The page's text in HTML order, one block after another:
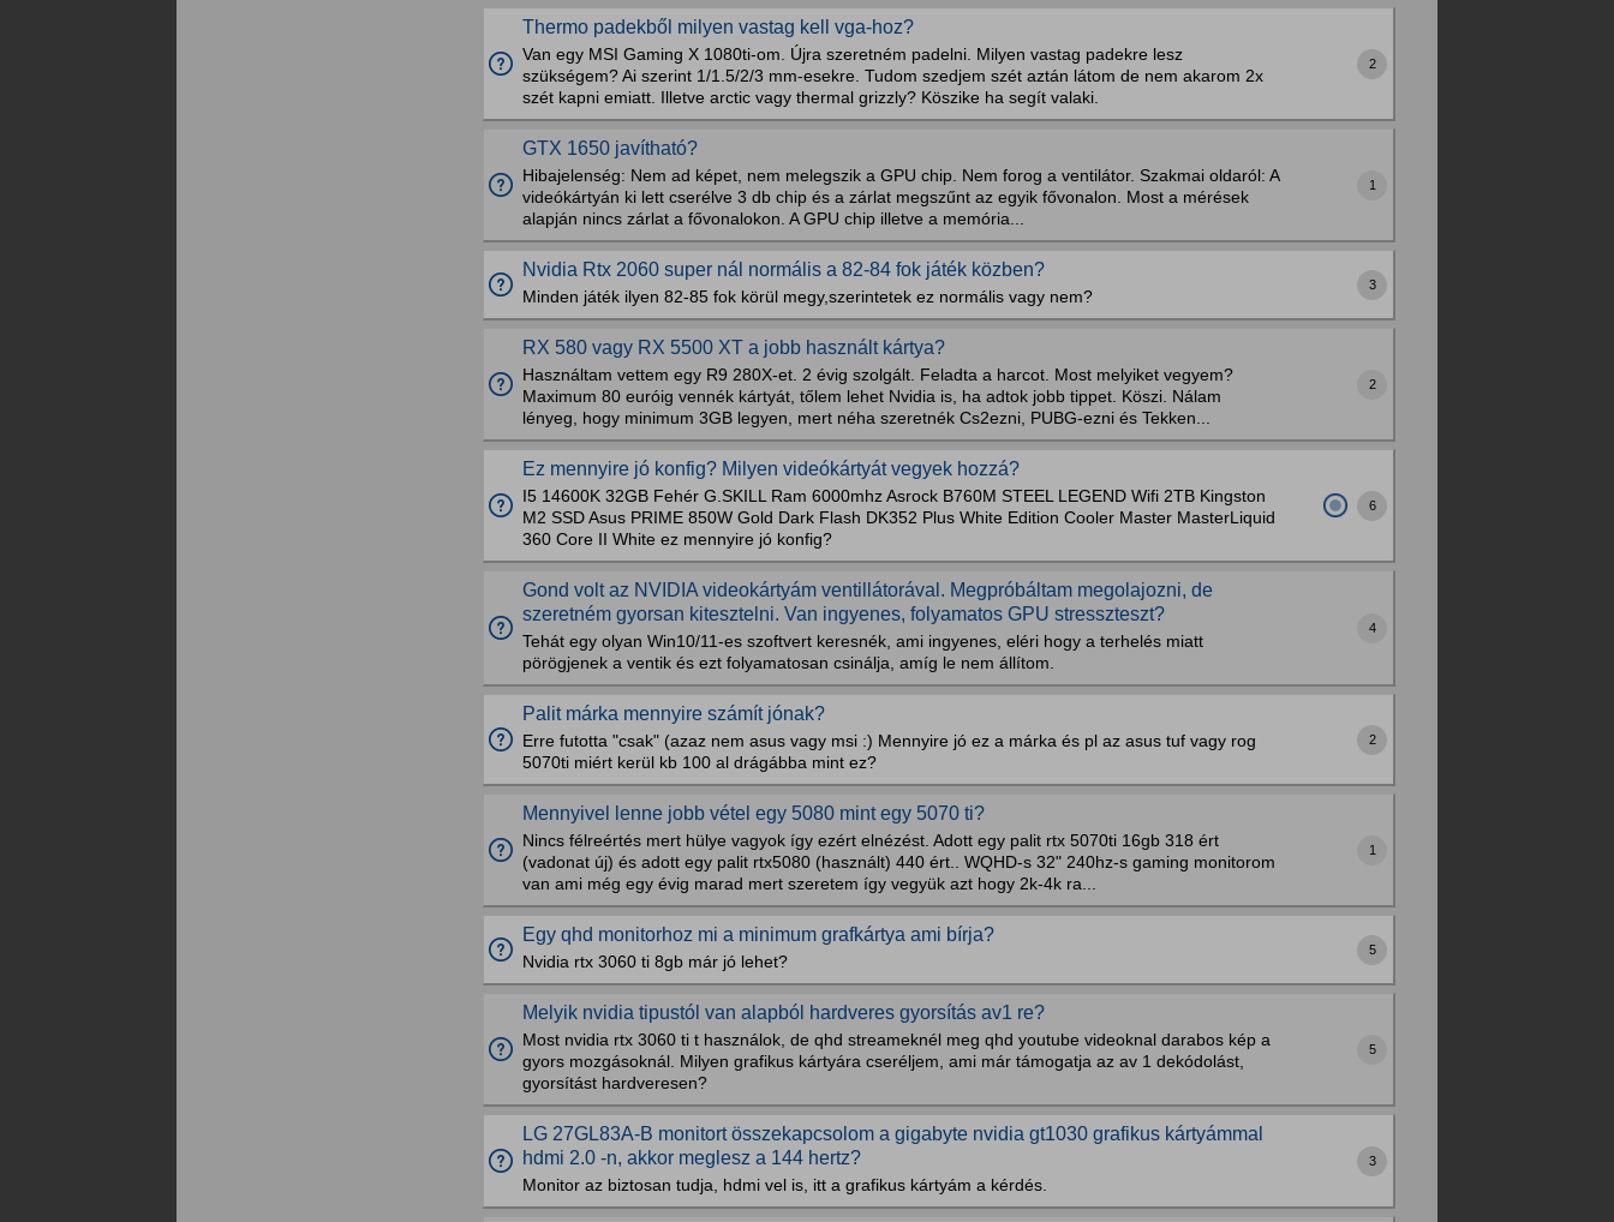
Thermo padekből milyen vastag kell vga-hoz?
Van egy MSI Gaming X 1080ti-om. Újra szeretném padelni. Milyen vastag padekre lesz
szükségem? Ai szerint 1/1.5/2/3 mm-esekre. Tudom szedjem szét aztán látom de nem akarom 2x
szét kapni emiatt. Illetve arctic vagy thermal grizzly? Köszike ha segít valaki.
2
GTX 1650 javítható?
Hibajelenség: Nem ad képet, nem melegszik a GPU chip. Nem forog a ventilátor. Szakmai oldaról: A
videókártyán ki lett cserélve 3 db chip és a zárlat megszűnt az egyik fővonalon. Most a mérések
alapján nincs zárlat a fővonalokon. A GPU chip illetve a memória...
1
Nvidia Rtx 2060 super nál normális a 82-84 fok játék közben?
Minden játék ilyen 82-85 fok körül megy,szerintetek ez normális vagy nem?
3
RX 580 vagy RX 5500 XT a jobb használt kártya?
Használtam vettem egy R9 280X-et. 2 évig szolgált. Feladta a harcot. Most melyiket vegyem?
Maximum 80 euróig vennék kártyát, tőlem lehet Nvidia is, ha adtok jobb tippet. Köszi. Nálam
lényeg, hogy minimum 3GB legyen, mert néha szeretnék Cs2ezni, PUBG-ezni és Tekken...
2
Ez mennyire jó konfig? Milyen videókártyát vegyek hozzá?
I5 14600K 32GB Fehér G.SKILL Ram 6000mhz Asrock B760M STEEL LEGEND Wifi 2TB Kingston
M2 SSD Asus PRIME 850W Gold Dark Flash DK352 Plus White Edition Cooler Master MasterLiquid
360 Core II White ez mennyire jó konfig?
6
Gond volt az NVIDIA videokártyám ventillátorával. Megpróbáltam megolajozni, de
szeretném gyorsan kitesztelni. Van ingyenes, folyamatos GPU stresszteszt?
Tehát egy olyan Win10/11-es szoftvert keresnék, ami ingyenes, eléri hogy a terhelés miatt
pörögjenek a ventik és ezt folyamatosan csinálja, amíg le nem állítom.
4
Palit márka mennyire számít jónak?
Erre futotta "csak" (azaz nem asus vagy msi :) Mennyire jó ez a márka és pl az asus tuf vagy rog
5070ti miért kerül kb 100 al drágábba mint ez?
2
Mennyivel lenne jobb vétel egy 5080 mint egy 5070 ti?
Nincs félreértés mert hülye vagyok így ezért elnézést. Adott egy palit rtx 5070ti 16gb 318 ért
(vadonat új) és adott egy palit rtx5080 (használt) 440 ért.. WQHD-s 32" 240hz-s gaming monitorom
van ami még egy évig marad mert szeretem így vegyük azt hogy 2k-4k ra...
1
Egy qhd monitorhoz mi a minimum grafkártya ami bírja?
Nvidia rtx 3060 ti 8gb már jó lehet?
5
Melyik nvidia tipustól van alapból hardveres gyorsítás av1 re?
Most nvidia rtx 3060 ti t használok, de qhd streameknél meg qhd youtube videoknal darabos kép a
gyors mozgásoknál. Milyen grafikus kártyára cseréljem, ami már támogatja az av 1 dekódolást,
gyorsítást hardveresen?
5
LG 27GL83A-B monitort összekapcsolom a gigabyte nvidia gt1030 grafikus kártyámmal
hdmi 2.0 -n, akkor meglesz a 144 hertz?
Monitor az biztosan tudja, hdmi vel is, itt a grafikus kártyám a kérdés.
3